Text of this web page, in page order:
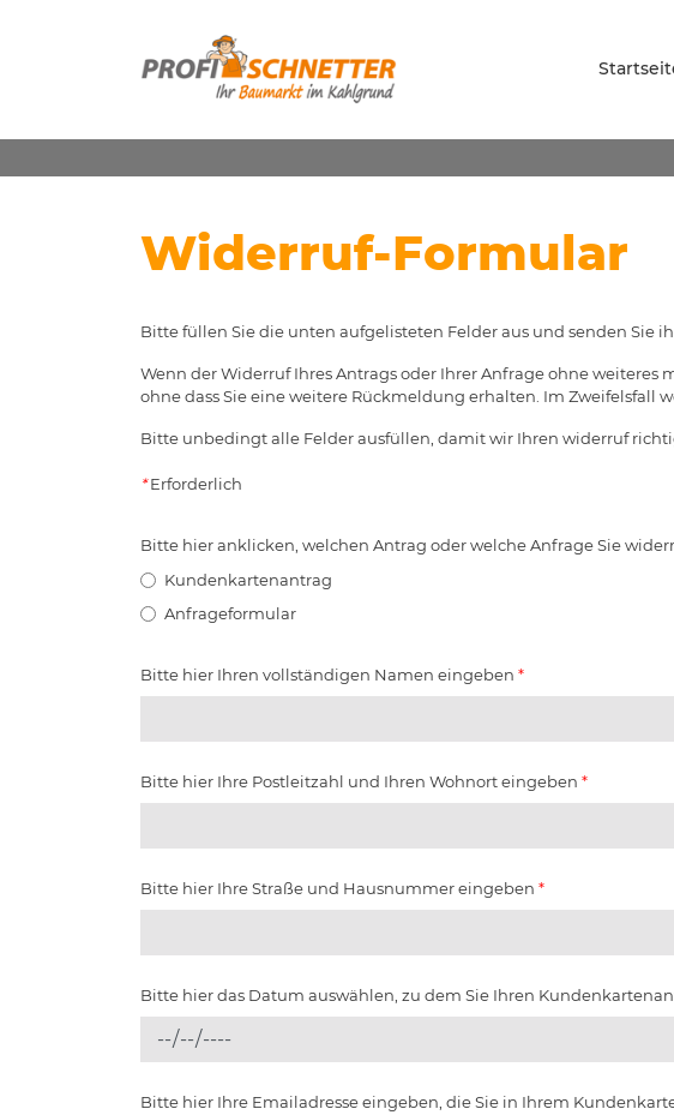
Widerruf-Formular
Bitte füllen Sie die unten aufgelisteten Felder aus und senden Sie
Wenn der Widerruf Ihres Antrags oder Ihrer Anfrage ohne weiteres
ohne dass Sie eine weitere Rückmeldung erhalten. Im Zweifelsfall
Bitte unbedingt alle Felder ausfüllen, damit wir Ihren widerruf
*Erforderlich
Bitte hier anklicken, welchen Antrag oder welche Anfrage Sie
Kundenkartenantrag
Anfrageformular
Bitte hier Ihren vollständigen Namen eingeben *
Bitte hier Ihre Postleitzahl und Ihren Wohnort eingeben *
Bitte hier Ihre Straße und Hausnummer eingeben *
Bitte hier das Datum auswählen, zu dem Sie Ihren
Bitte hier Ihre Emailadresse eingeben, die Sie in Ihrem